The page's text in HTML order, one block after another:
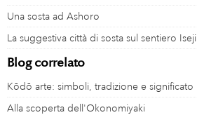
Una sosta ad Ashoro
La suggestiva città di sosta sul sentiero Iseji
Blog correlato
Kōdō arte: simboli, tradizione e significato
Alla scoperta dell'Okonomiyaki